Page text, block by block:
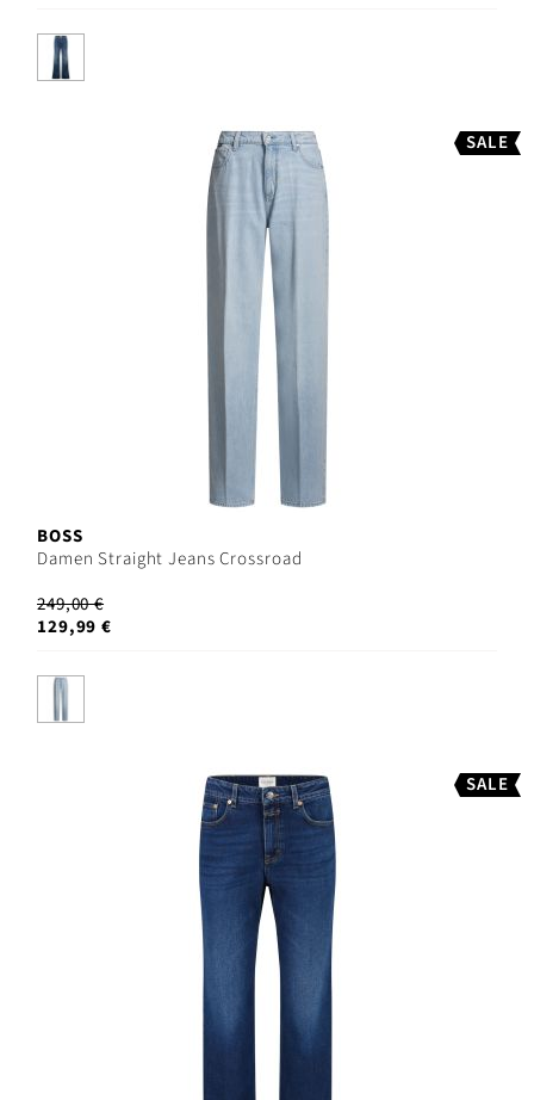
SALE
BOSS
Damen Straight Jeans Crossroad
249,00 €
129,99 €
SALE